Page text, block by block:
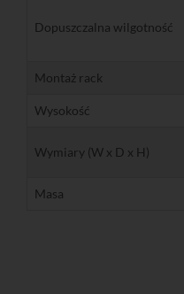
Dopuszczalna wilgotność
Montaż rack
Wysokość
Wymiary (W x D x H)
Masa